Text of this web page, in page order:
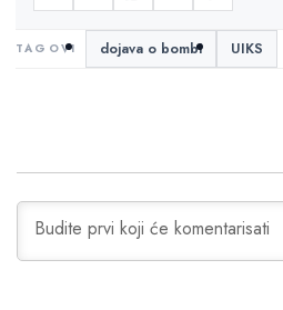
dojava o bombi UIKS